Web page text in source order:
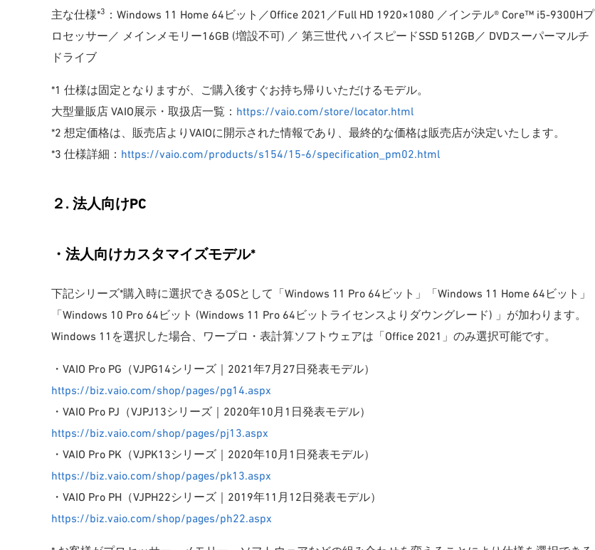
主な仕様*3 ：Windows 11 Home 64ビット／Office 2021／Full HD 1920×1080 ／インテル® Core™ i5-9300Hプ
ロセッサー／ メインメモリー16GB (増設不可) ／ 第三世代 ハイスピードSSD 512GB／ DVDスーパーマルチ
ドライブ
*1 仕様は固定となりますが、ご購入後すぐお持ち帰りいただけるモデル。
大型量販店 VAIO展示・取扱店一覧： https://vaio.com/store/locator.html
*2 想定価格は、販売店よりVAIOに開示された情報であり、最終的な価格は販売店が決定いたします。
*3 仕様詳細： https://vaio.com/products/s154/15-6/specification_pm02.html
２. 法人向けPC
・法人向けカスタマイズモデル*
下記シリーズ*購入時に選択できるOSとして「Windows 11 Pro 64ビット」「Windows 11 Home 64ビット」
「Windows 10 Pro 64ビット (Windows 11 Pro 64ビットライセンスよりダウングレード) 」が加わります。
Windows 11を選択した場合、ワープロ・表計算ソフトウェアは「Office 2021」のみ選択可能です。
・VAIO Pro PG（VJPG14シリーズ｜2021年7月27日発表モデル）
https://biz.vaio.com/shop/pages/pg14.aspx
・VAIO Pro PJ（VJPJ13シリーズ｜2020年10月1日発表モデル）
https://biz.vaio.com/shop/pages/pj13.aspx
・VAIO Pro PK（VJPK13シリーズ｜2020年10月1日発表モデル）
https://biz.vaio.com/shop/pages/pk13.aspx
・VAIO Pro PH（VJPH22シリーズ｜2019年11月12日発表モデル）
https://biz.vaio.com/shop/pages/ph22.aspx